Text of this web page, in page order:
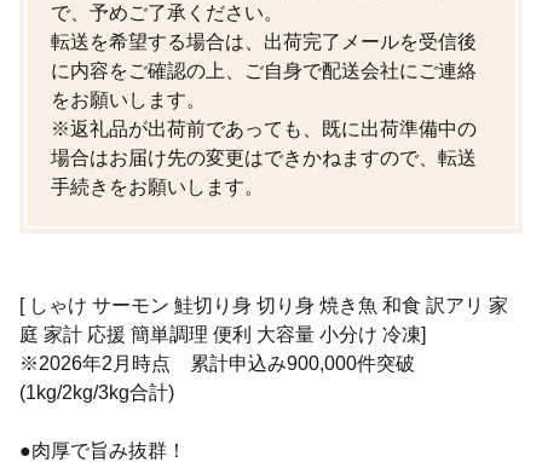
で、予めご了承ください。
転送を希望する場合は、出荷完了メールを受信後
に内容をご確認の上、ご自身で配送会社にご連絡
をお願いします。
※返礼品が出荷前であっても、既に出荷準備中の
場合はお届け先の変更はできかねますので、転送
手続きをお願いします。
[ しゃけ サーモン 鮭切り身 切り身 焼き魚 和食 訳アリ 家
庭 家計 応援 簡単調理 便利 大容量 小分け 冷凍]
※2026年2月時点 累計申込み900,000件突破
(1kg/2kg/3kg合計)
●肉厚で旨み抜群！